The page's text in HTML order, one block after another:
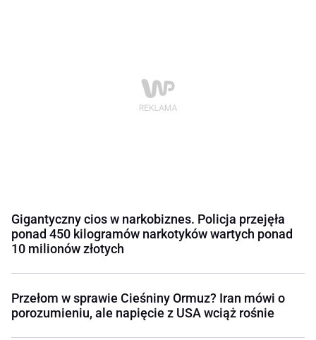
Gigantyczny cios w narkobiznes. Policja przejęła
ponad 450 kilogramów narkotyków wartych ponad
10 milionów złotych
Przełom w sprawie Cieśniny Ormuz? Iran mówi o
porozumieniu, ale napięcie z USA wciąż rośnie